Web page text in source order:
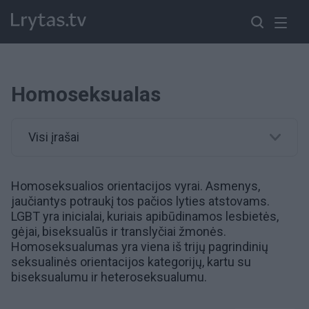
Homoseksualas
Visi įrašai
Homoseksualios orientacijos vyrai. Asmenys,
jaučiantys potraukį tos pačios lyties atstovams.
LGBTyra inicialai, kuriais apibūdinamos lesbietės,
gėjai, biseksualūs irtranslyčiai žmonės.
Homoseksualumas yra viena iš trijų pagrindinių
seksualinės orientacijos kategorijų, kartu su
biseksualumu ir heteroseksualumu.